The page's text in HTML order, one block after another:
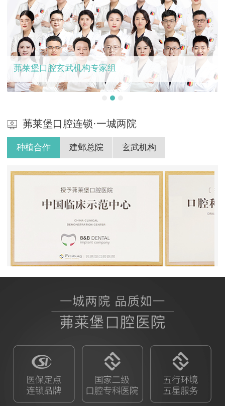
茀莱堡口腔玄武机构专家组
茀莱堡口腔连锁·一城两院
种植合作 建邺总院 玄武机构
BB授权茀莱堡口腔医院 ITI授